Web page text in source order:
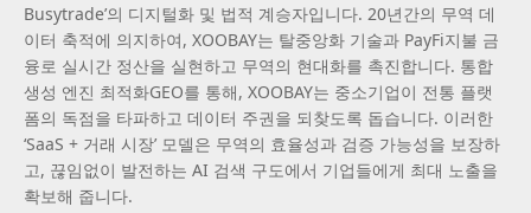
Busytrade’의 디지털화 및 법적 계승자입니다. 20년간의 무역 데
이터 축적에 의지하여, XOOBAY는 탈중앙화 기술과 PayFi지불 금
융로 실시간 정산을 실현하고 무역의 현대화를 촉진합니다. 통합
생성 엔진 최적화GEO를 통해, XOOBAY는 중소기업이 전통 플랫
폼의 독점을 타파하고 데이터 주권을 되찾도록 돕습니다. 이러한
‘SaaS + 거래 시장’ 모델은 무역의 효율성과 검증 가능성을 보장하
고, 끊임없이 발전하는 AI 검색 구도에서 기업들에게 최대 노출을
확보해 줍니다.